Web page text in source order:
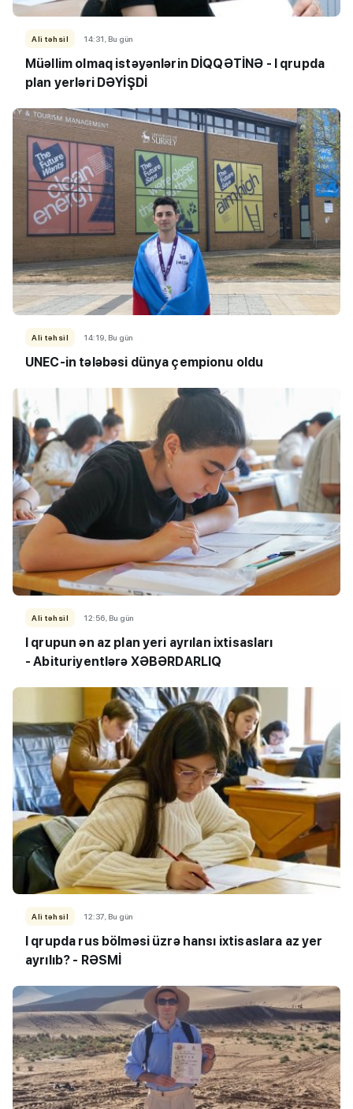
Ali təhsil 14:31, Bu gün
Müəllim olmaq istəyənlərin DİQQƏTİNƏ - I qrupda
plan yerləri DƏYİŞDİ
Ali təhsil 14:19, Bu gün
UNEC-in tələbəsi dünya çempionu oldu
Ali təhsil 12:56, Bu gün
I qrupun ən az plan yeri ayrılan ixtisasları
- Abituriyentlərə XƏBƏRDARLIQ
Ali təhsil 12:37, Bu gün
I qrupda rus bölməsi üzrə hansı ixtisaslara az yer
ayrılıb? - RƏSMİ